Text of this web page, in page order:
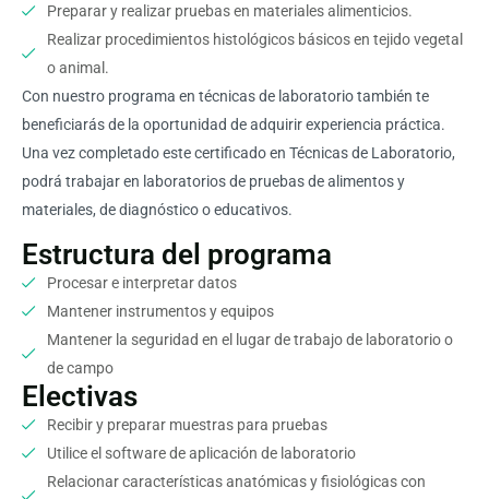
Preparar y realizar pruebas en materiales alimenticios.
Realizar procedimientos histológicos básicos en tejido vegetal
o animal.
Con nuestro programa en técnicas de laboratorio también te
beneficiarás de la oportunidad de adquirir experiencia práctica.
Una vez completado este certificado en Técnicas de Laboratorio,
podrá trabajar en laboratorios de pruebas de alimentos y
materiales, de diagnóstico o educativos.
Estructura del programa
Procesar e interpretar datos
Mantener instrumentos y equipos
Mantener la seguridad en el lugar de trabajo de laboratorio o
de campo
Electivas
Recibir y preparar muestras para pruebas
Utilice el software de aplicación de laboratorio
Relacionar características anatómicas y fisiológicas con